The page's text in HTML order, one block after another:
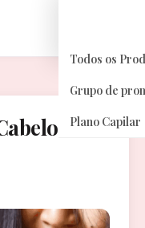
Todos os
Grupo de
Plano Capilar